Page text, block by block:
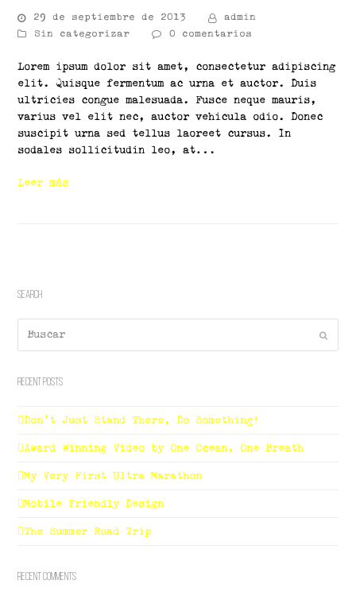
29 de septiembre de 2013
admin
Sin categorizar
0 comentarios
Lorem ipsum dolor sit amet, consectetur adipiscing
elit. Quisque fermentum ac urna et auctor. Duis
ultricies congue malesuada. Fusce neque mauris,
varius vel elit nec, auctor vehicula odio. Donec
suscipit urna sed tellus laoreet cursus. In
sodales sollicitudin leo, at…
Leer más
Search
Enviar
Recent Posts
Don’t Just Stand There, Do Something!
Award Winning Video by One Ocean, One Breath
My Very First Ultra Marathon
Mobile Friendly Design
The Summer Road Trip
Recent Comments